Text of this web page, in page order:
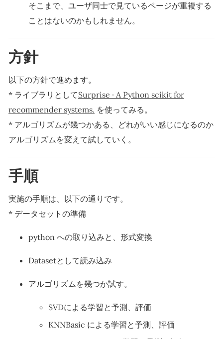
そこまで、ユーザ同士で見ているページが重複する
ことはないのかもしれません。
方針
以下の方針で進めます。
* ライブラリとしてSurprise · A Python scikit for
recommender systems. を使ってみる。
* アルゴリズムが幾つかある、どれがいい感じになるのか
アルゴリズムを変えて試していく。
手順
実施の手順は、以下の通りです。
* データセットの準備
python への取り込みと、形式変換
Datasetとして読み込み
アルゴリズムを幾つか試す。
SVDによる学習と予測、評価
KNNBasic による学習と予測、評価